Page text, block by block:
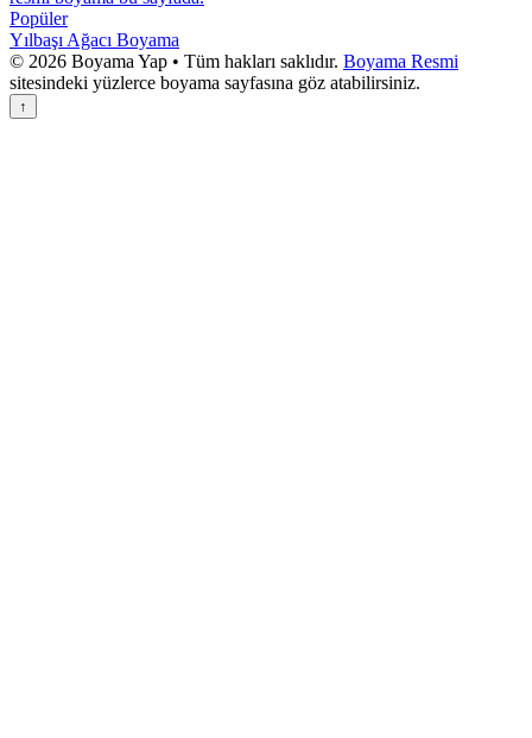
Popüler
Yılbaşı Ağacı Boyama
© 2026 Boyama Yap • Tüm hakları saklıdır. Boyama Resmi
sitesindeki yüzlerce boyama sayfasına göz atabilirsiniz.
↑